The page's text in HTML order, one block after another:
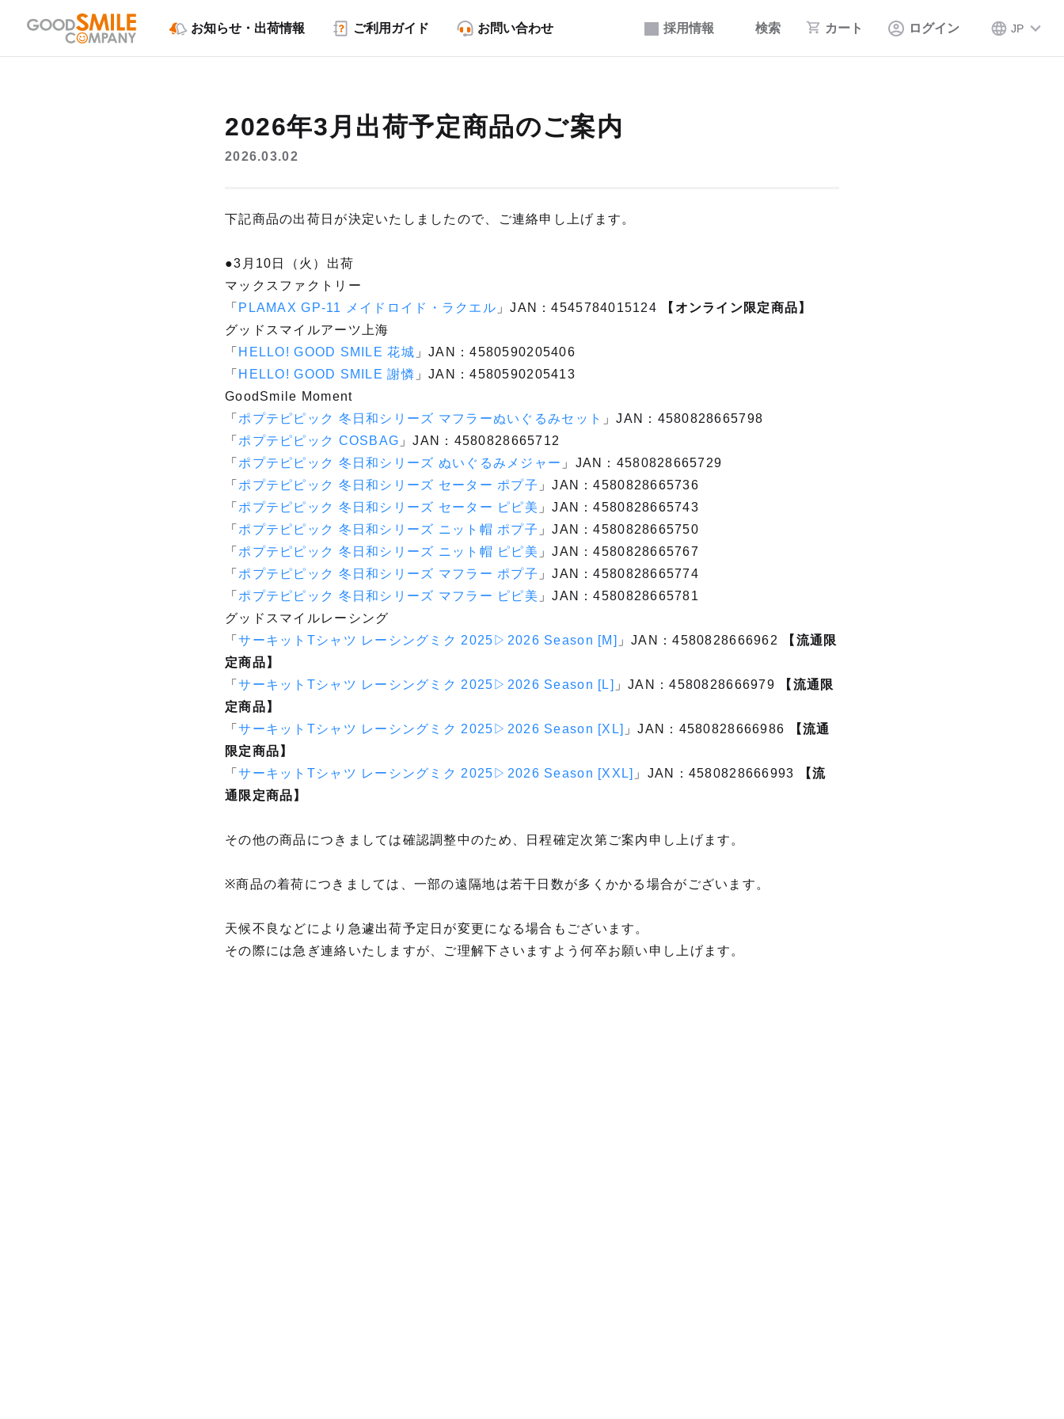
採用情報 検索 カート ログイン JP
お知らせ・出荷情報 ご利用ガイド お問い合わせ
2026年3月出荷予定商品のご案内
2026.03.02
下記商品の出荷日が決定いたしましたので、ご連絡申し上げます。
●3月10日（火）出荷
マックスファクトリー
「 PLAMAX GP-11 メイドロイド・ラクエル 」JAN：4545784015124
【オンライン限定商品】
グッドスマイルアーツ上海
「 HELLO! GOOD SMILE 花城 」JAN：4580590205406
「 HELLO! GOOD SMILE 謝憐 」JAN：4580590205413
GoodSmile Moment
「 ポプテピピック 冬日和シリーズ マフラーぬいぐるみセット 」JAN：4580828665798
「 ポプテピピック COSBAG 」JAN：4580828665712
「 ポプテピピック 冬日和シリーズ ぬいぐるみメジャー 」JAN：4580828665729
「 ポプテピピック 冬日和シリーズ セーター ポプ子 」JAN：4580828665736
「 ポプテピピック 冬日和シリーズ セーター ピピ美 」JAN：4580828665743
「 ポプテピピック 冬日和シリーズ ニット帽 ポプ子 」JAN：4580828665750
「 ポプテピピック 冬日和シリーズ ニット帽 ピピ美 」JAN：4580828665767
「 ポプテピピック 冬日和シリーズ マフラー ポプ子 」JAN：4580828665774
「 ポプテピピック 冬日和シリーズ マフラー ピピ美 」JAN：4580828665781
グッドスマイルレーシング
「サーキットTシャツ レーシングミク 2025▷2026 Season [M] 」JAN：4580828666962
【流通限
定商品】
「サーキットTシャツ レーシングミク 2025▷2026 Season [L] 」JAN：4580828666979
【流通限
定商品】
「サーキットTシャツ レーシングミク 2025▷2026 Season [XL] 」JAN：4580828666986
【流通
限定商品】
「サーキットTシャツ レーシングミク 2025▷2026 Season [XXL] 」JAN：4580828666993
【流
通限定商品】
その他の商品につきましては確認調整中のため、日程確定次第ご案内申し上げます。
※商品の着荷につきましては、一部の遠隔地は若干日数が多くかかる場合がございます。
天候不良などにより急遽出荷予定日が変更になる場合もございます。
その際には急ぎ連絡いたしますが、ご理解下さいますよう何卒お願い申し上げます。